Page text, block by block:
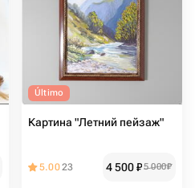
Último
Картина "Летний пейзаж"
5.0023 4 500₽5 000₽